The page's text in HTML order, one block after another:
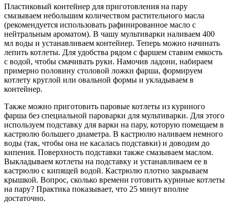
Пластиковый контейнер для приготовления на пару
смазываем небольшим количеством растительного масла
(рекомендуется использовать рафинированное масло с
нейтральным ароматом). В чашу мультиварки наливаем 400
мл воды и устанавливаем контейнер. Теперь можно начинать
лепить котлеты. Для удобства рядом с фаршем ставим емкость
с водой, чтобы смачивать руки. Намочив ладони, набираем
примерно половину столовой ложки фарша, формируем
котлету круглой или овальной формы и укладываем в
контейнер.
Также можно приготовить паровые котлеты из куриного
фарша без специальной пароварки для мультиварки. Для этого
используем подставку для варки на пару, которую помещаем в
кастрюлю большего диаметра. В кастрюлю наливаем немного
воды (так, чтобы она не касалась подставки) и доводим до
кипения. Поверхность подставки также смазываем маслом.
Выкладываем котлеты на подставку и устанавливаем ее в
кастрюлю с кипящей водой. Кастрюлю плотно закрываем
крышкой. Вопрос, сколько времени готовить куриные котлеты
на пару? Практика показывает, что 25 минут вполне
достаточно.